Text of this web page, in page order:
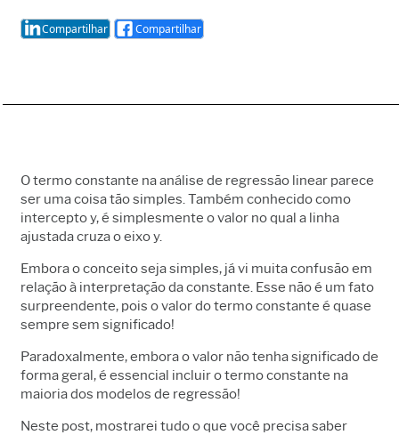
Compartilhar Compartilhar
O termo constante na análise de regressão linear parece
ser uma coisa tão simples. Também conhecido como
intercepto y, é simplesmente o valor no qual a linha
ajustada cruza o eixo y.
Embora o conceito seja simples, já vi muita confusão em
relação à interpretação da constante. Esse não é um fato
surpreendente, pois o valor do termo constante é quase
sempre sem significado!
Paradoxalmente, embora o valor não tenha significado de
forma geral, é essencial incluir o termo constante na
maioria dos modelos de regressão!
Neste post, mostrarei tudo o que você precisa saber